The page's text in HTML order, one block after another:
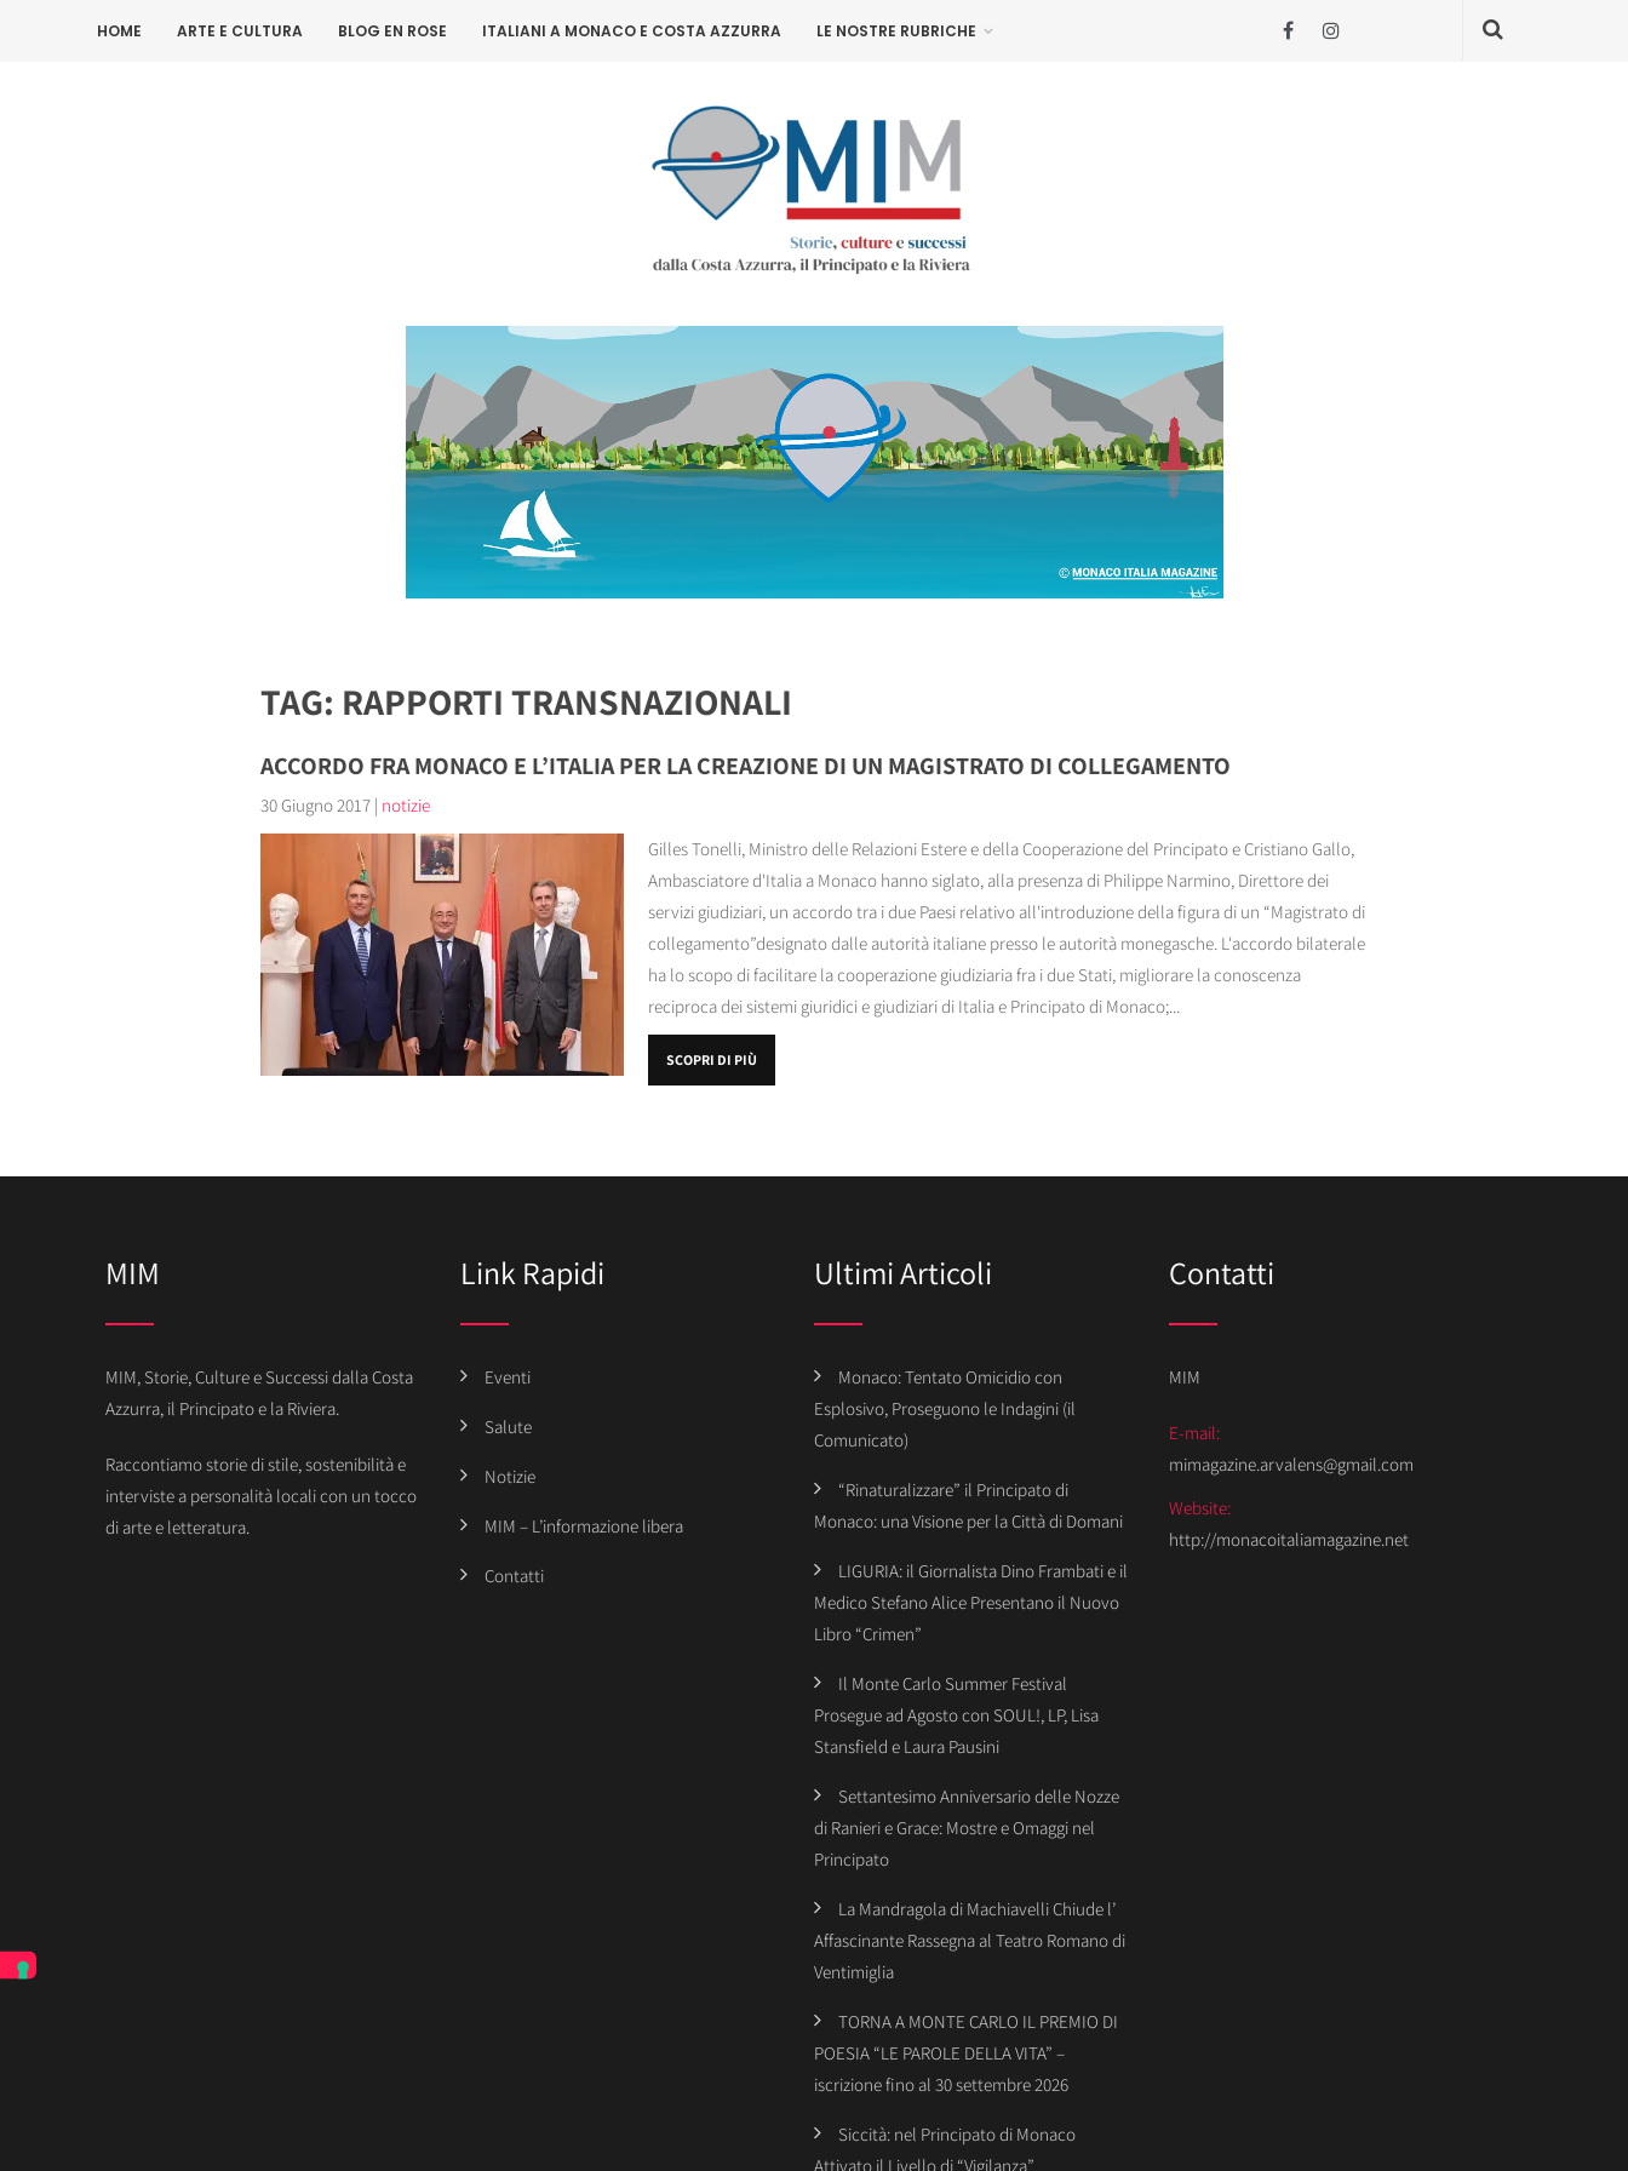
HOME ARTE E CULTURA BLOG EN ROSE ITALIANI A MONACO E COSTA AZZURRA LE NOSTRE RUBRICHE
TAG: RAPPORTI TRANSNAZIONALI
ACCORDO FRA MONACO E L’ITALIA PER LA CREAZIONE DI UN MAGISTRATO DI COLLEGAMENTO
30 Giugno 2017 | notizie
Gilles Tonelli, Ministro delle Relazioni Estere e della Cooperazione del Principato e Cristiano Gallo,
Ambasciatore d'Italia a Monaco hanno siglato, alla presenza di Philippe Narmino, Direttore dei
servizi giudiziari, un accordo tra i due Paesi relativo all'introduzione della figura di un “Magistrato di
collegamento”designato dalle autorità italiane presso le autorità monegasche. L'accordo bilaterale
ha lo scopo di facilitare la cooperazione giudiziaria fra i due Stati, migliorare la conoscenza
reciproca dei sistemi giuridici e giudiziari di Italia e Principato di Monaco;...
SCOPRI DI PIÙ
MIM
MIM, Storie, Culture e Successi dalla Costa
Azzurra, il Principato e la Riviera.
Raccontiamo storie di stile, sostenibilità e
interviste a personalità locali con un tocco
di arte e letteratura.
Link Rapidi
Eventi
Salute
Notizie
MIM – L’informazione libera
Contatti
Ultimi Articoli
Monaco: Tentato Omicidio con
Esplosivo, Proseguono le Indagini (il
Comunicato)
“Rinaturalizzare” il Principato di
Monaco: una Visione per la Città di Domani
LIGURIA: il Giornalista Dino Frambati e il
Medico Stefano Alice Presentano il Nuovo
Libro “Crimen”
Il Monte Carlo Summer Festival
Prosegue ad Agosto con SOUL!, LP, Lisa
Stansfield e Laura Pausini
Settantesimo Anniversario delle Nozze
di Ranieri e Grace: Mostre e Omaggi nel
Principato
La Mandragola di Machiavelli Chiude l’
Affascinante Rassegna al Teatro Romano di
Ventimiglia
TORNA A MONTE CARLO IL PREMIO DI
POESIA “LE PAROLE DELLA VITA” –
iscrizione fino al 30 settembre 2026
Siccità: nel Principato di Monaco
Attivato il Livello di “Vigilanza”
Contatti
MIM
E-mail:
mimagazine.arvalens@gmail.com
Website:
http://monacoitaliamagazine.net